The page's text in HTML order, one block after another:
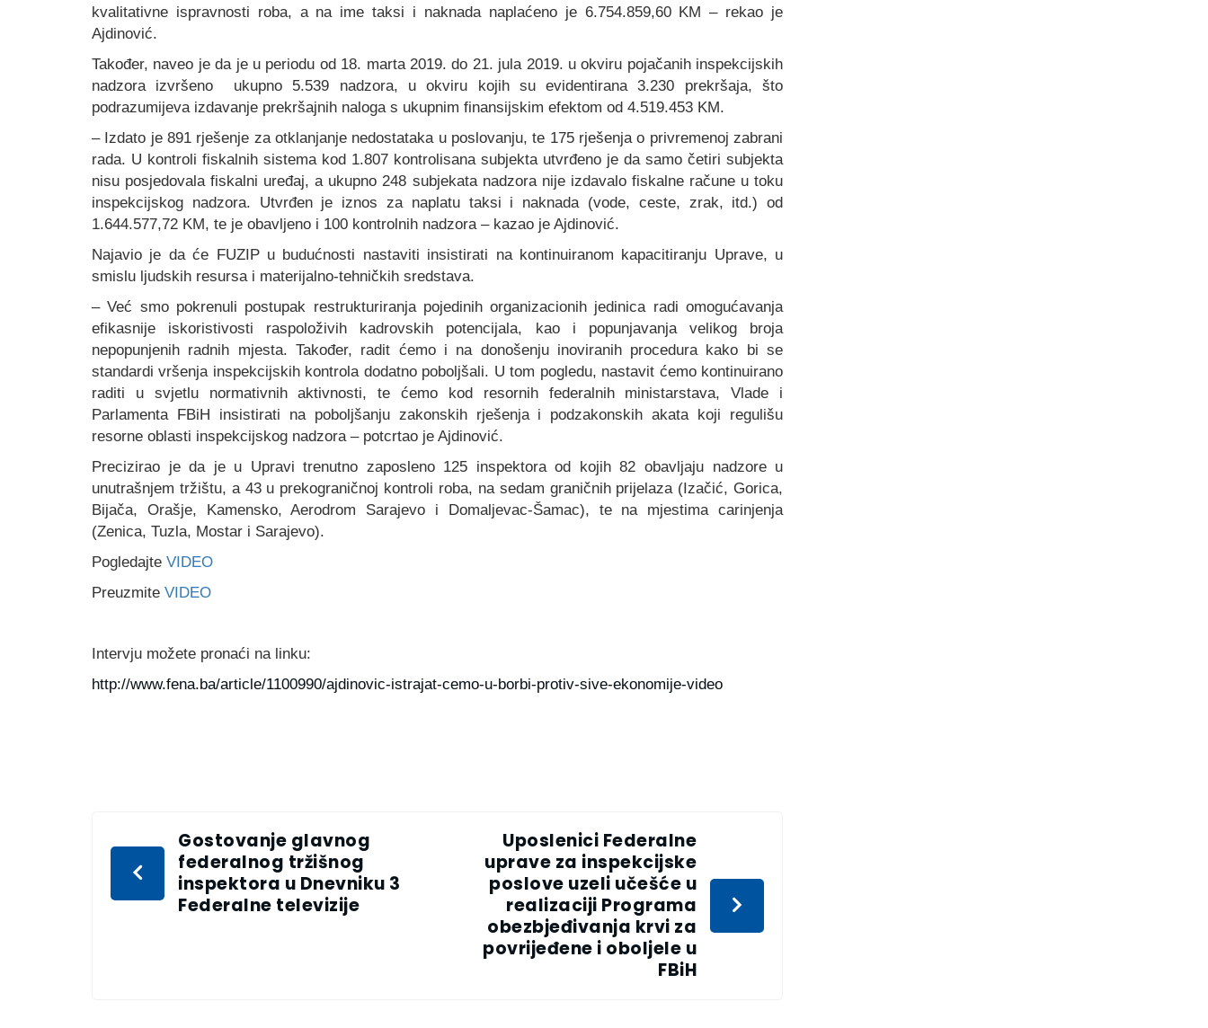
kvalitativne ispravnosti roba, a na ime taksi i naknada naplaćeno je 6.754.859,60 KM – rekao je
Ajdinović.
Također, naveo je da je u periodu od 18. marta 2019. do 21. jula 2019. u okviru pojačanih inspekcijskih
nadzora izvršeno ukupno 5.539 nadzora, u okviru kojih su evidentirana 3.230 prekršaja, što
podrazumijeva izdavanje prekršajnih naloga s ukupnim finansijskim efektom od 4.519.453 KM.
– Izdato je 891 rješenje za otklanjanje nedostataka u poslovanju, te 175 rješenja o privremenoj zabrani
rada. U kontroli fiskalnih sistema kod 1.807 kontrolisana subjekta utvrđeno je da samo četiri subjekta
nisu posjedovala fiskalni uređaj, a ukupno 248 subjekata nadzora nije izdavalo fiskalne račune u toku
inspekcijskog nadzora. Utvrđen je iznos za naplatu taksi i naknada (vode, ceste, zrak, itd.) od
1.644.577,72 KM, te je obavljeno i 100 kontrolnih nadzora – kazao je Ajdinović.
Najavio je da će FUZIP u budućnosti nastaviti insistirati na kontinuiranom kapacitiranju Uprave, u
smislu ljudskih resursa i materijalno-tehničkih sredstava.
– Već smo pokrenuli postupak restrukturiranja pojedinih organizacionih jedinica radi omogućavanja
efikasnije iskoristivosti raspoloživih kadrovskih potencijala, kao i popunjavanja velikog broja
nepopunjenih radnih mjesta. Također, radit ćemo i na donošenju inoviranih procedura kako bi se
standardi vršenja inspekcijskih kontrola dodatno poboljšali. U tom pogledu, nastavit ćemo kontinuirano
raditi u svjetlu normativnih aktivnosti, te ćemo kod resornih federalnih ministarstava, Vlade i
Parlamenta FBiH insistirati na poboljšanju zakonskih rješenja i podzakonskih akata koji regulišu
resorne oblasti inspekcijskog nadzora – potcrtao je Ajdinović.
Precizirao je da je u Upravi trenutno zaposleno 125 inspektora od kojih 82 obavljaju nadzore u
unutrašnjem tržištu, a 43 u prekograničnoj kontroli roba, na sedam graničnih prijelaza (Izačić, Gorica,
Bijača, Orašje, Kamensko, Aerodrom Sarajevo i Domaljevac-Šamac), te na mjestima carinjenja
(Zenica, Tuzla, Mostar i Sarajevo).
Pogledajte VIDEO
Preuzmite VIDEO
Intervju možete pronaći na linku:
http://www.fena.ba/article/1100990/ajdinovic-istrajat-cemo-u-borbi-protiv-sive-ekonomije-video
Gostovanje glavnog
federalnog tržišnog
inspektora u Dnevniku 3
Federalne televizije
Uposlenici Federalne
uprave za inspekcijske
poslove uzeli učešće u
realizaciji Programa
obezbjeđivanja krvi za
povrijeđene i oboljele u
FBiH